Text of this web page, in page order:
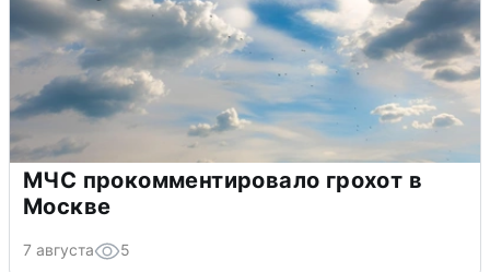
МЧС прокомментировало грохот в
Москве
7 августа 5